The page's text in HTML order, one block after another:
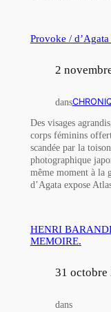
Provoke /
2
dans
Des visages
corps féminins
scandée par la
photographique
même moment à la
d’Agata expose
HENRI
MEMOIRE.
31 octobre
dans